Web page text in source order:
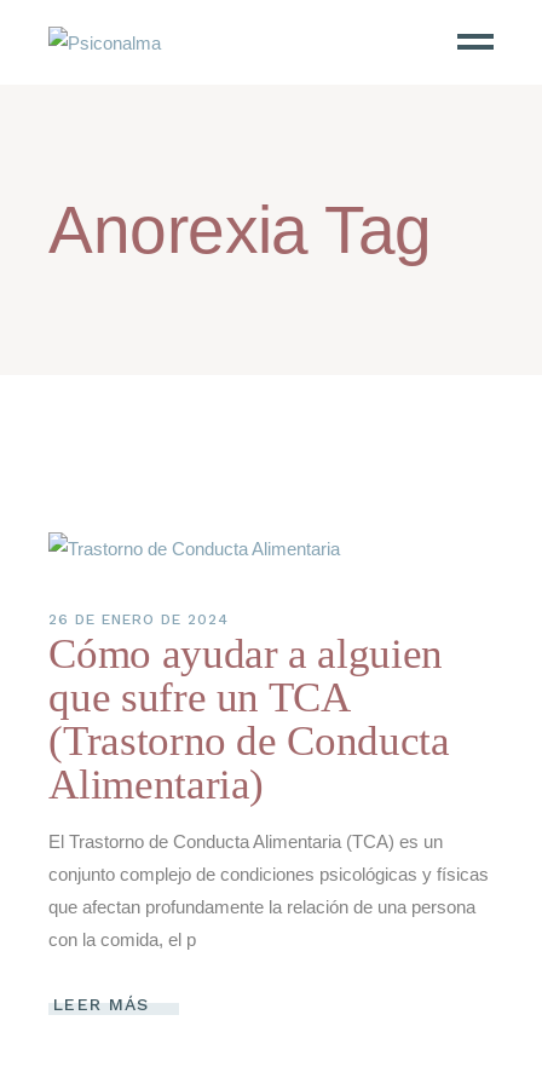
Anorexia Tag
26 DE ENERO DE 2024
Cómo ayudar a alguien
que sufre un TCA
(Trastorno de Conducta
Alimentaria)
El Trastorno de Conducta Alimentaria (TCA) es un
conjunto complejo de condiciones psicológicas y físicas
que afectan profundamente la relación de una persona
con la comida, el p
LEER MÁS